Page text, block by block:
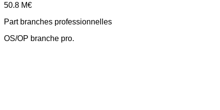
50.8 M€
Part branches professionnelles
OS/OP branche pro.